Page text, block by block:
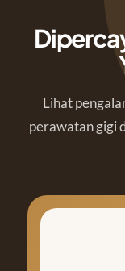
Lihat
perawatan gigi